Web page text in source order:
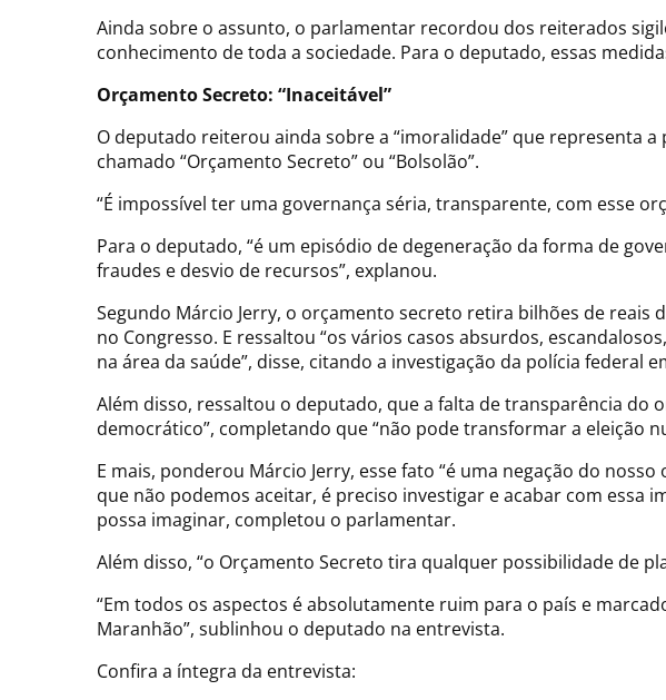
Ainda sobre o assunto, o parlamentar recordou dos reiterados
conhecimento de toda a sociedade. Para o deputado, essas
Orçamento Secreto: “Inaceitável”
O deputado reiterou ainda sobre a “imoralidade” que representa
chamado “Orçamento Secreto” ou “Bolsolão”.
“É impossível ter uma governança séria, transparente, com esse
Para o deputado, “é um episódio de degeneração da forma de
fraudes e desvio de recursos”, explanou.
Segundo Márcio Jerry, o orçamento secreto retira bilhões de
no Congresso. E ressaltou “os vários casos absurdos,
na área da saúde”, disse, citando a investigação da polícia federal
Além disso, ressaltou o deputado, que a falta de transparência
democrático”, completando que “não pode transformar a
E mais, ponderou Márcio Jerry, esse fato “é uma negação do
que não podemos aceitar, é preciso investigar e acabar com
possa imaginar, completou o parlamentar.
Além disso, “o Orçamento Secreto tira qualquer possibilidade de
“Em todos os aspectos é absolutamente ruim para o país e
Maranhão”, sublinhou o deputado na entrevista.
Confira a íntegra da entrevista: